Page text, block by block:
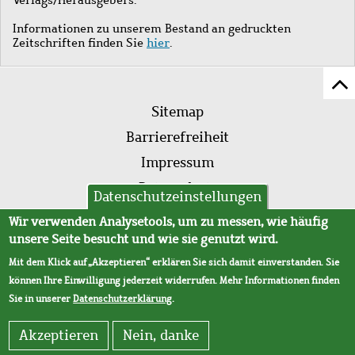
Informationen zu unserem Bestand an gedruckten
Zeitschriften finden Sie hier.
Fußleistenmenü
Sitemap
Barrierefreiheit
Impressum
Datenschutz
AVB
Datenschutzeinstellungen
Wir verwenden Analysetools, um zu messen, wie häufig
unsere Seite besucht und wie sie genutzt wird.
Mit dem Klick auf „Akzeptieren“ erklären Sie sich damit einverstanden. Sie
können Ihre Einwilligung jederzeit widerrufen. Mehr Informationen finden
Sie in unsererDatenschutzerklärung.
Akzeptieren Nein, danke